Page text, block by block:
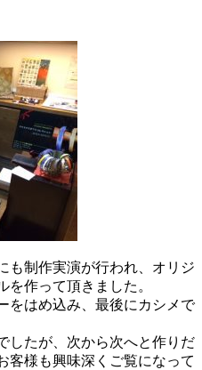
も制作実演が行われ、オリジ
作って頂きました。
をはめ込み、最後にカシメで
したが、次から次へと作りだ
客様も興味深くご覧になって